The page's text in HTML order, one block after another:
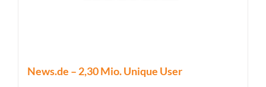
News.de – 2,30 Mio. Unique User